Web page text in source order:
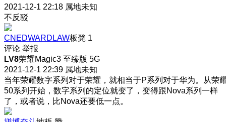
2021-12-1 22:18 属地未知
不反驳
CNEDWARDLAW板凳 1
评论 举报
LV8荣耀Magic3 至臻版 5G
2021-12-1 22:39 属地未知
当年荣耀数字系列对于荣耀，就相当于P系列对于华为。从荣
50系列开始，数字系列的定位就变了，变得跟Nova系列一样
了，或者说，比Nova还要低一点。